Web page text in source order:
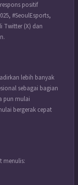
positif
#SeoulEsports,
Twitter (X) dan
lebih banyak
sebagai bagian
pun mulai
bergerak cepat
menulis: